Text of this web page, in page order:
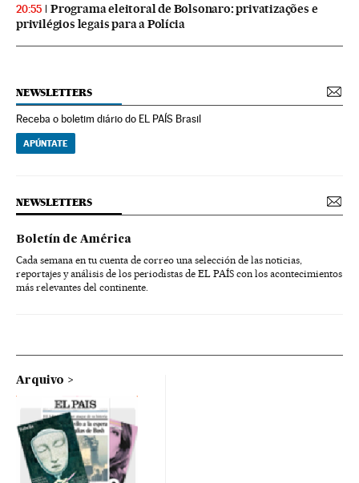
20:55
Programa eleitoral de Bolsonaro: privatizações e
privilégios legais para a Polícia
NEWSLETTERS
Receba o boletim diário do EL PAÍS Brasil
APÚNTATE
NEWSLETTERS
Boletín de América
Cada semana en tu cuenta de correo una selección de las noticias,
reportajes y análisis de los periodistas de EL PAÍS con los acontecimientos
más relevantes del continente.
Arquivo